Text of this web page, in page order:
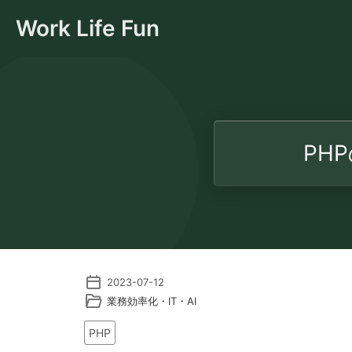
Work Life Fun
2023-07-12
業務効率化・IT・AI
PHP